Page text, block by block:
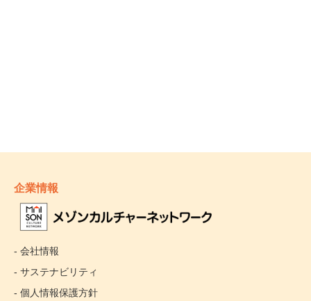
企業情報
- 会社情報
- サステナビリティ
- 個人情報保護方針